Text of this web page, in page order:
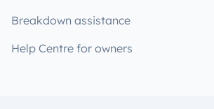
Breakdown assistance
Help Centre for owners